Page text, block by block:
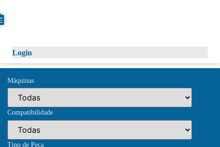
Login
Máquinas
Compatibilidade
Tipo de Peça